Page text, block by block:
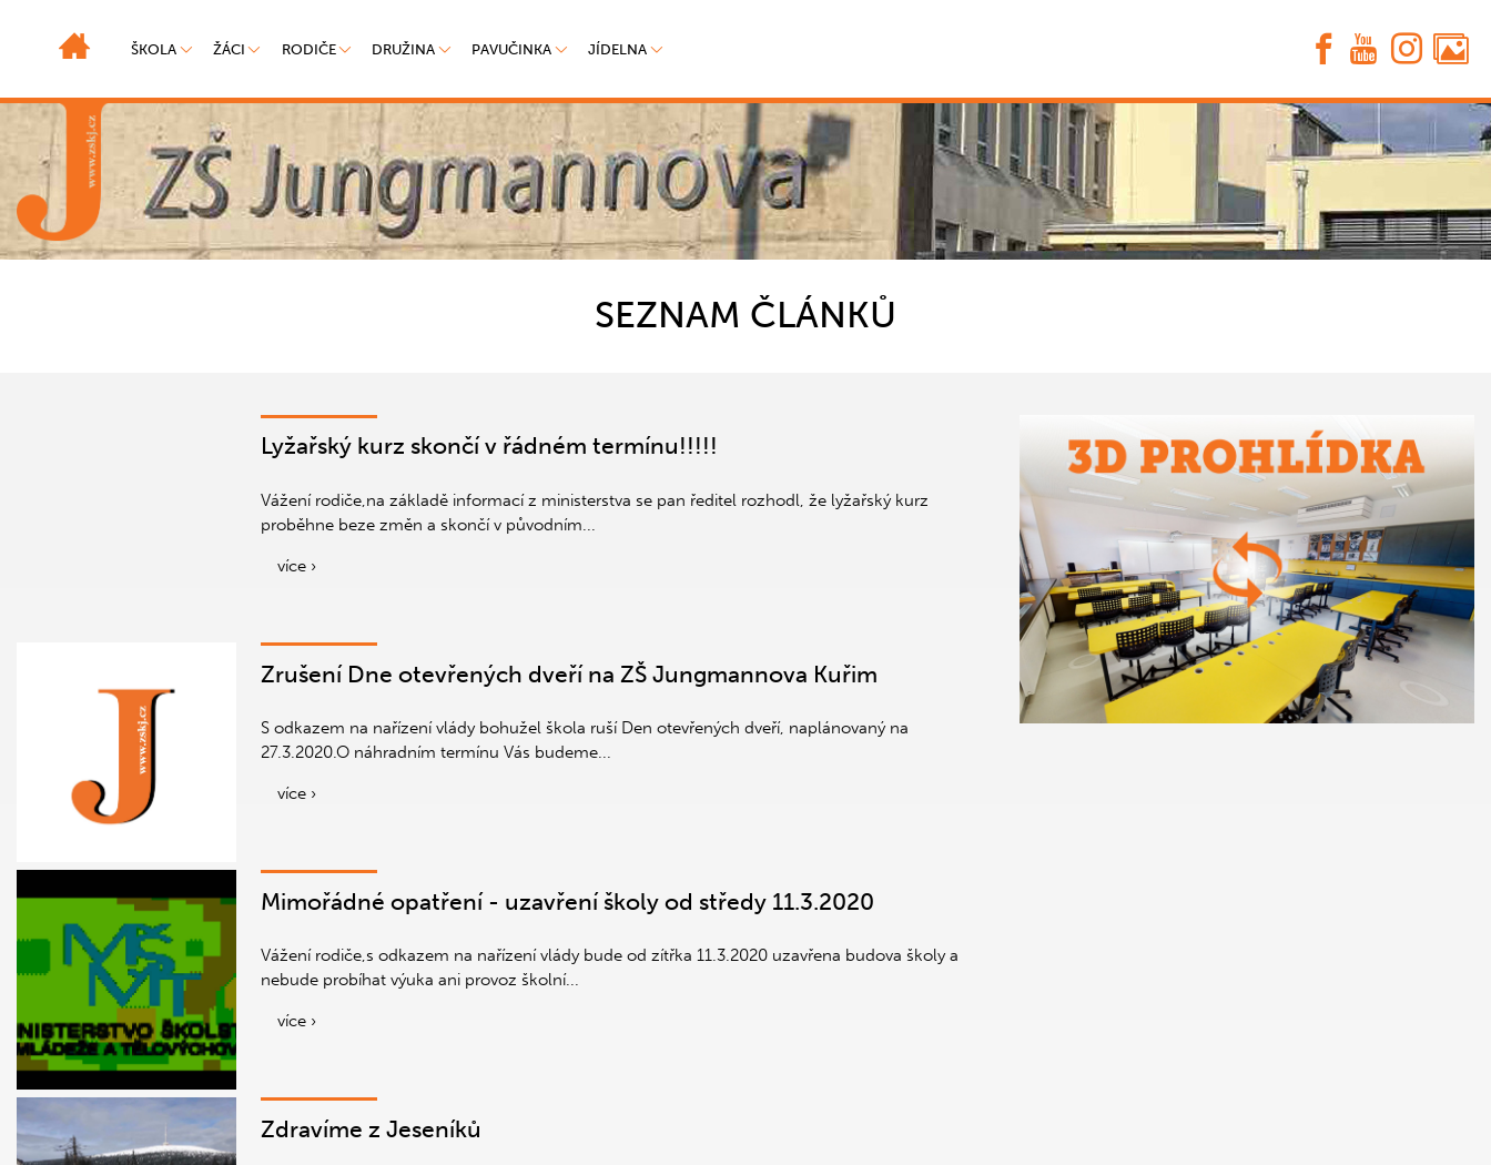
ŠKOLA ŽÁCI RODIČE DRUŽINA PAVUČINKA JÍDELNA
SEZNAM ČLÁNKŮ
Lyžařský kurz skončí v řádném termínu!!!!!
Vážení rodiče,na základě informací z ministerstva se pan ředitel rozhodl, že lyžařský kurz
proběhne beze změn a skončí v původním...
více ›
Zrušení Dne otevřených dveří na ZŠ Jungmannova Kuřim
S odkazem na nařízení vlády bohužel škola ruší Den otevřených dveří, naplánovaný na
27.3.2020.O náhradním termínu Vás budeme...
více ›
Mimořádné opatření - uzavření školy od středy 11.3.2020
Vážení rodiče,s odkazem na nařízení vlády bude od zítřka 11.3.2020 uzavřena budova školy a
nebude probíhat výuka ani provoz školní...
více ›
Zdravíme z Jeseníků